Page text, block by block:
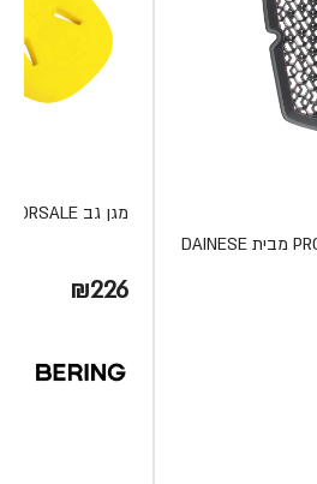
מגן גב BACK PROTECTOR DORSALE מבית BERING
₪226